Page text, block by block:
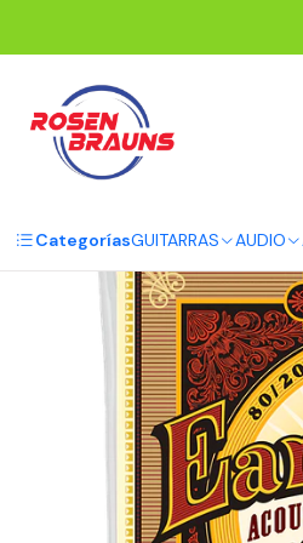
CategoríasGUITARRAS AUDIO